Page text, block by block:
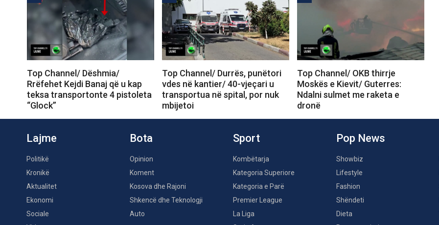
Top Channel/ Dëshmia/
Rrëfehet Kejdi Banaj që u kap
teksa transportonte 4 pistoleta
“Glock”
Top Channel/ Durrës, punëtori
vdes në kantier/ 40-vjeçari u
transportua në spital, por nuk
mbijetoi
Top Channel/ OKB thirrje
Moskës e Kievit/ Guterres:
Ndalni sulmet me raketa e
dronë
Lajme
Politikë
Kronikë
Aktualitet
Ekonomi
Sociale
Bota
Opinion
Koment
Kosova dhe Rajoni
Shkencë dhe Teknologji
Auto
Sport
Kombëtarja
Kategoria Superiore
Kategoria e Parë
Premier League
La Liga
Pop News
Showbiz
Lifestyle
Fashion
Shëndeti
Dieta